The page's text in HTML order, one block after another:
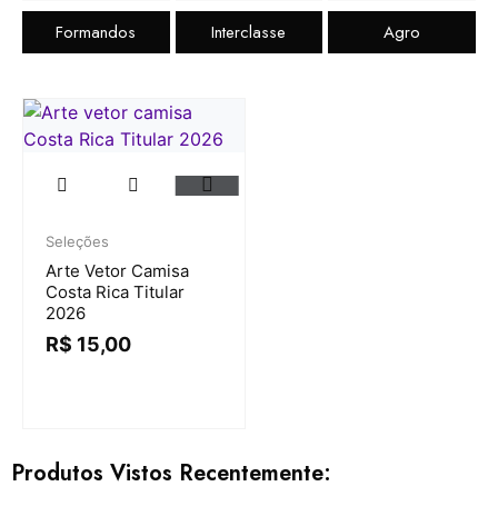
Formandos Interclasse Agro
Seleções
Arte Vetor Camisa
Costa Rica Titular
2026
R$ 15,00
Produtos Vistos Recentemente: